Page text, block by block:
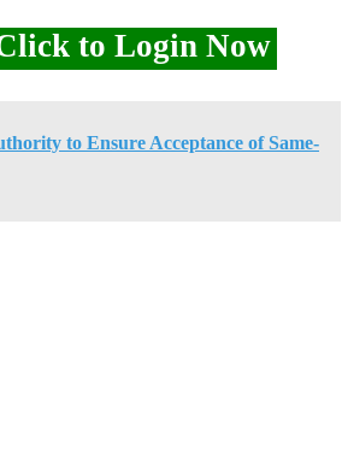
to Login Now
to Ensure Acceptance of Same-